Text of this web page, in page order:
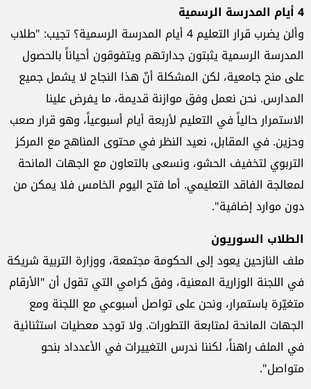
4 أيام المدرسة الرسمية
وألن يضرب قرار التعليم 4 أيام المدرسة الرسمية؟ تجيب: "طلاب
المدرسة الرسمية يثبتون جدارتهم ويتفوقون أحياناً بالحصول
على منح جامعية، لكن المشكلة أنّ هذا النجاح لا يشمل جميع
المدارس. نحن نعمل وفق موازنة قديمة، ما يفرض علينا
الاستمرار حالياً في التعليم لأربعة أيام أسبوعياً، وهو قرار صعب
وحزين. في المقابل، نعيد النظر في محتوى المناهج مع المركز
التربوي لتخفيف الحشو، ونسعى بالتعاون مع الجهات المانحة
لمعالجة الفاقد التعليمي. أما فتح اليوم الخامس فلا يمكن من
دون موارد إضافية".
الطلاب السوريون
ملف النازحين يعود إلى الحكومة مجتمعة، ووزارة التربية شريكة
في اللجنة الوزارية المعنية، وفق كرامي التي تقول أن "الأرقام
متغيّرة باستمرار، ونحن على تواصل أسبوعي مع اللجنة ومع
الجهات المانحة لمتابعة التطورات. ولا توجد معطيات استثنائية
في الملف راهناً، لكننا ندرس التغييرات في الأعدداد بنحو
متواصل".